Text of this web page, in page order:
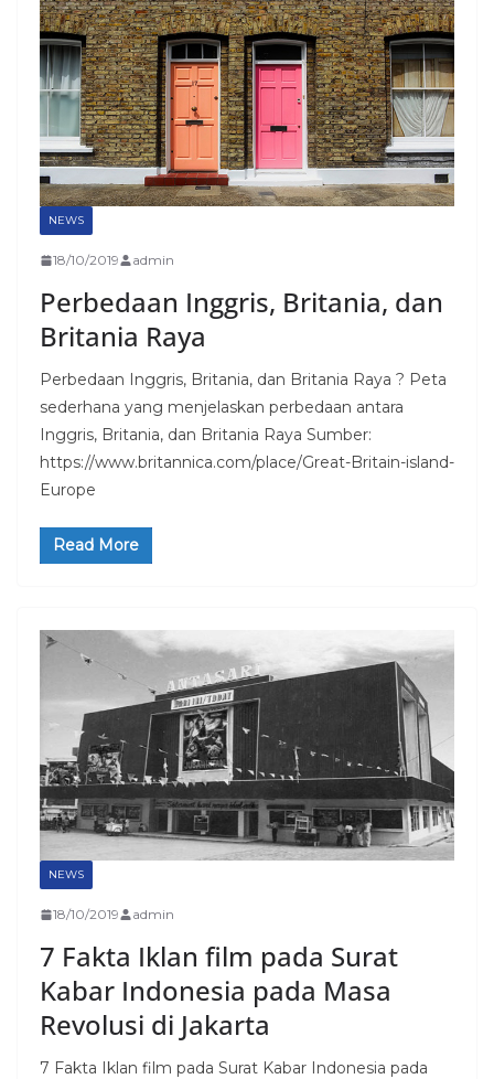
NEWS
18/10/2019 admin
Perbedaan Inggris, Britania, dan
Britania Raya
Perbedaan Inggris, Britania, dan Britania Raya ? Peta
sederhana yang menjelaskan perbedaan antara
Inggris, Britania, dan Britania Raya Sumber:
https://www.britannica.com/place/Great-Britain-island-
Europe
Read More
NEWS
18/10/2019 admin
7 Fakta Iklan film pada Surat
Kabar Indonesia pada Masa
Revolusi di Jakarta
7 Fakta Iklan film pada Surat Kabar Indonesia pada